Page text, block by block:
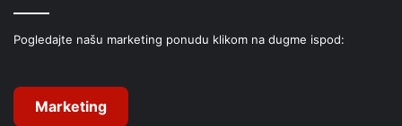
Pogledajte našu marketing ponudu klikom na dugme ispod:
Marketing